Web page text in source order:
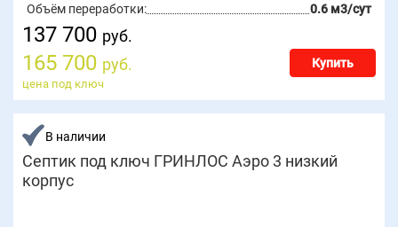
Объём переработки:
0.6 м3/сут
137 700 руб.
165 700 руб. Купить
цена под ключ
В наличии
Септик под ключ ГРИНЛОС Аэро 3 низкий
корпус